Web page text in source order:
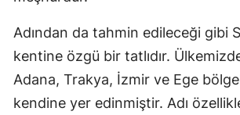
Adından da tahmin edileceği gibi
kentine özgü bir tatlıdır.
Adana, Trakya, İzmir ve Ege
kendine yer edinmiştir. Adı